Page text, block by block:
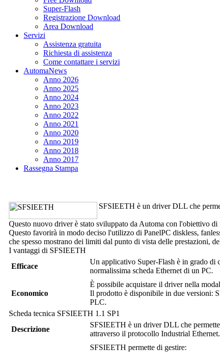
Super-Flash
Registrazione Download
Area Download
Servizi
Assistenza gratuita
Richiesta di assistenza
Come contattare i servizi
AutomaNews
Anno 2026
Anno 2025
Anno 2024
Anno 2023
Anno 2022
Anno 2021
Anno 2020
Anno 2019
Anno 2018
Anno 2017
Rassegna Stampa
SFSIEETH è un driver DLL che
Questo nuovo driver è stato sviluppato da Automa con l'obiettivo
Questo favorirà in modo deciso l'utilizzo di PanelPC diskless,
che spesso mostrano dei limiti dal punto di vista delle prestazioni,
I vantaggi di SFSIEETH
Efficace
Un applicativo Super-Flash è in grado di
normalissima scheda Ethernet di un PC.
Economico
È possibile acquistare il driver nella
Il prodotto è disponibile in due versioni:
PLC.
Scheda tecnica SFSIEETH 1.1 SP1
Descrizione
SFSIEETH è un driver DLL che
attraverso il protocollo Industrial Ethernet.
SFSIEETH permette di gestire: